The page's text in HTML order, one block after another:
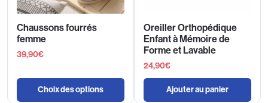
Chaussons fourrés
femme
39,90€
Choix des options
Oreiller Orthopédique
Enfant à Mémoire de
Forme et Lavable
24,90€
Ajouter au panier